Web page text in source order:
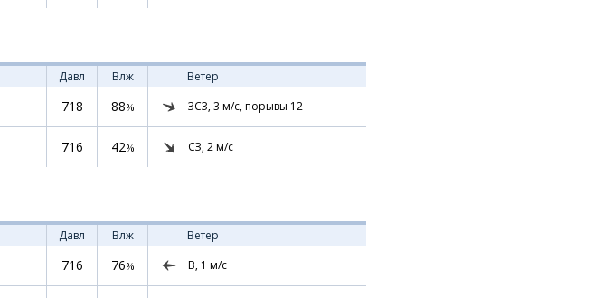
Давл Влж
Ветер
718 88% ЗСЗ, 3 м/с, порывы 12
716 42% СЗ, 2м/с
Давл Влж
Ветер
716 76% В, 1 м/с